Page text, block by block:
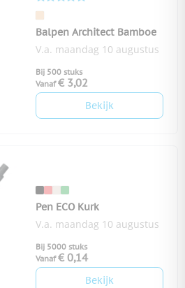
Balpen Architect Bamboe
V.a. maandag 10 augustus
Bij 500 stuks
Vanaf € 3,02
Bekijk
Pen ECO Kurk
V.a. maandag 10 augustus
Bij 5000 stuks
Vanaf € 0,14
Bekijk